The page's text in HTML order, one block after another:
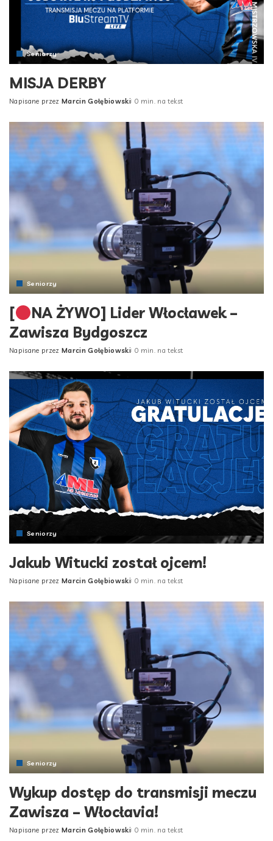
Seniorzy
MISJA DERBY
Posted
Napisane przez Marcin Gołębiowski 0 min. na tekst
Seniorzy
[
NA ŻYWO] Lider Włocławek –
Zawisza Bydgoszcz
Posted
Napisane przez Marcin Gołębiowski 0 min. na tekst
Seniorzy
Jakub Witucki został ojcem!
Posted
Napisane przez Marcin Gołębiowski 0 min. na tekst
Seniorzy
Wykup dostęp do transmisji meczu
Zawisza – Włocłavia!
Posted
Napisane przez Marcin Gołębiowski 0 min. na tekst